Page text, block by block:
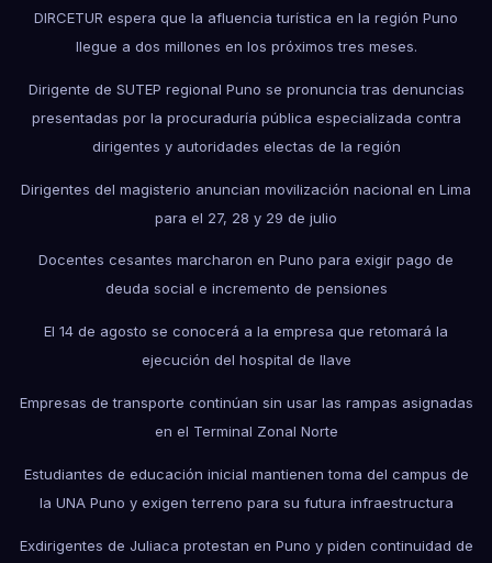
DIRCETUR espera que la afluencia turística en la región Puno
llegue a dos millones en los próximos tres meses.
Dirigente de SUTEP regional Puno se pronuncia tras denuncias
presentadas por la procuraduría pública especializada contra
dirigentes y autoridades electas de la región
Dirigentes del magisterio anuncian movilización nacional en Lima
para el 27, 28 y 29 de julio
Docentes cesantes marcharon en Puno para exigir pago de
deuda social e incremento de pensiones
El 14 de agosto se conocerá a la empresa que retomará la
ejecución del hospital de Ilave
Empresas de transporte continúan sin usar las rampas asignadas
en el Terminal Zonal Norte
Estudiantes de educación inicial mantienen toma del campus de
la UNA Puno y exigen terreno para su futura infraestructura
Exdirigentes de Juliaca protestan en Puno y piden continuidad de